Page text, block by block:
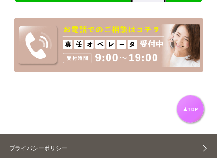
プライバシーポリシー